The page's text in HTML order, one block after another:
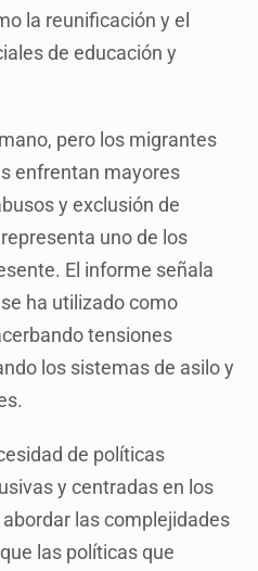
la reunificación y el
de educación y
pero los migrantes
enfrentan mayores
y exclusión de
uno de los
El informe señala
ha utilizado como
tensiones
los sistemas de asilo y
de políticas
y centradas en los
las complejidades
las políticas que